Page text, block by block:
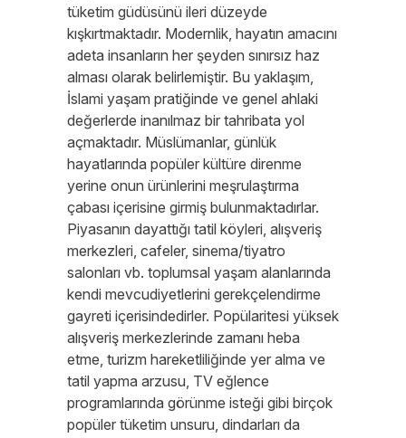
tüketim güdüsünü ileri düzeyde
kışkırtmaktadır. Modernlik, hayatın amacını
adeta insanların her şeyden sınırsız haz
alması olarak belirlemiştir. Bu yaklaşım,
İslami yaşam pratiğinde ve genel ahlaki
değerlerde inanılmaz bir tahribata yol
açmaktadır. Müslümanlar, günlük
hayatlarında popüler kültüre direnme
yerine onun ürünlerini meşrulaştırma
çabası içerisine girmiş bulunmaktadırlar.
Piyasanın dayattığı tatil köyleri, alışveriş
merkezleri, cafeler, sinema/tiyatro
salonları vb. toplumsal yaşam alanlarında
kendi mevcudiyetlerini gerekçelendirme
gayreti içerisindedirler. Popülaritesi yüksek
alışveriş merkezlerinde zamanı heba
etme, turizm hareketliliğinde yer alma ve
tatil yapma arzusu, TV eğlence
programlarında görünme isteği gibi birçok
popüler tüketim unsuru, dindarları da